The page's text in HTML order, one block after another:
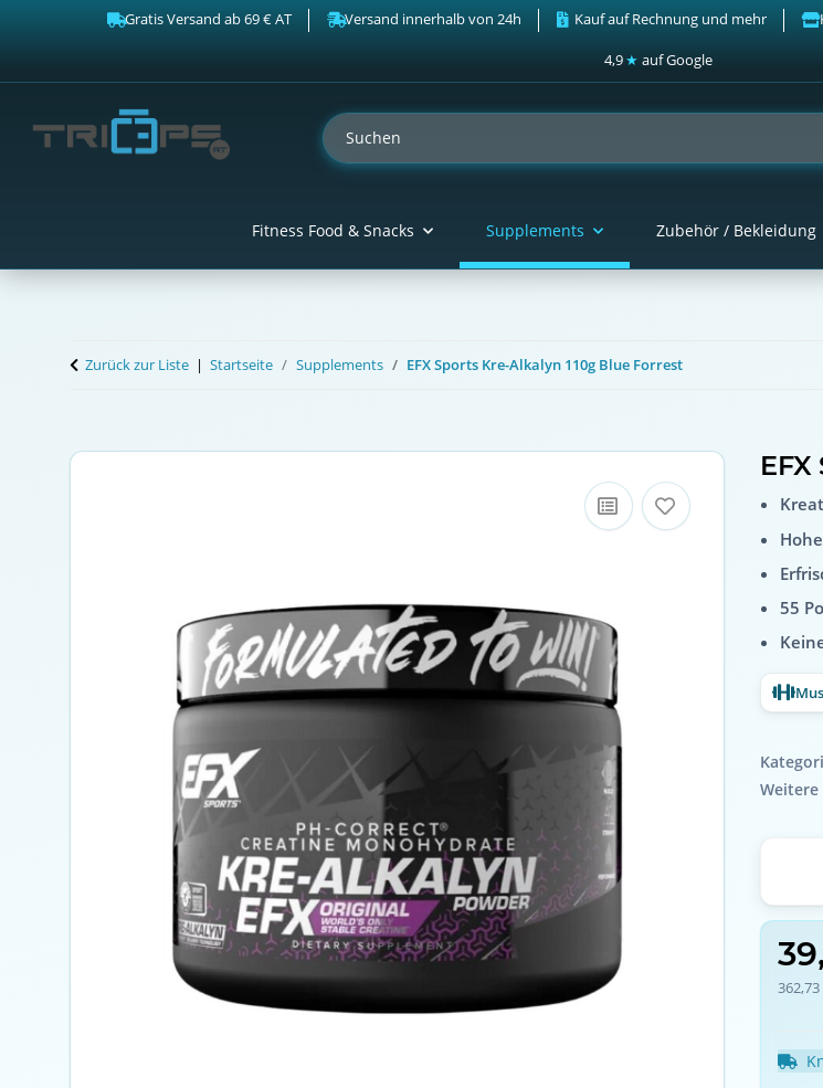
Gratis Versand ab 69 € AT Versand innerhalb von 24h Kauf auf Rechnung und mehr
4,9★ auf Google
Fitness Food & Snacks Supplements Zubehör / Bekleidung
Zurück zur Liste Startseite Supplements EFX Sports Kre-Alkalyn 110g Blue Forrest
55